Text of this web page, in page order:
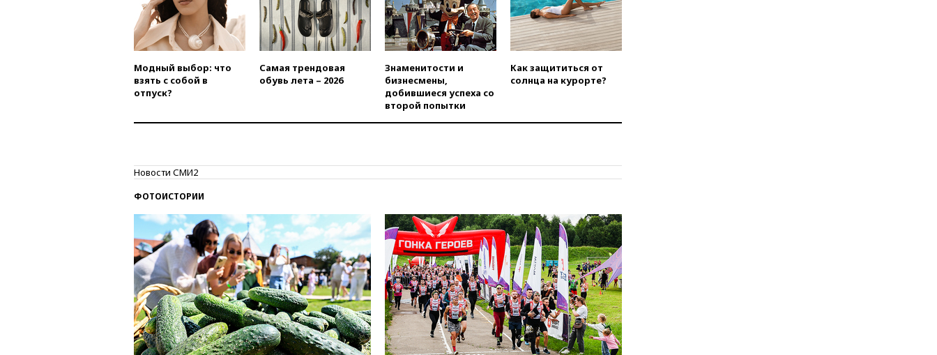
Сеуте набрал миллион
просмотров
вчера, 22:49Минпромторг:
банкротство «Кванта» не
означает прекращения
производства телевизоров в
вагонов сошли с рельсов в
выросли нефтегазовые
доходы российского бюджета
согласовал первый стандарт
исламского банкинга
вчера, 21:43Организаторы
«Интервидения»
подтвердили, что конкурс
пройдет в Саудовской Аравии
вчера, 21:35Машков: в РФ
подготовили концепцию
развития театрального
искусства до 2035 года
Модный выбор: что
взять с собой в
отпуск?
Самая трендовая
обувь лета – 2026
Знаменитости и
бизнесмены,
добившиеся успеха со
второй попытки
Как защититься от
солнца на курорте?
Новости СМИ2
ФОТОИСТОРИИ